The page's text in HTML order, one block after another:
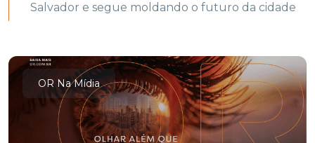
Salvador e segue moldando o futuro da cidade
OR Na Mídia